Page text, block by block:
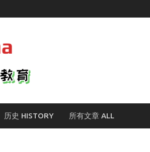
历史 HISTORY 所有文章 ALL